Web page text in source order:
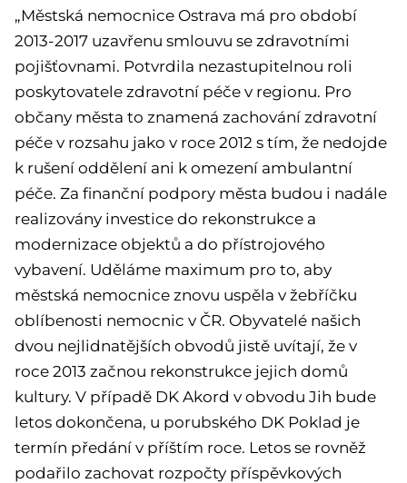
„Městská nemocnice Ostrava má pro období
2013-2017 uzavřenu smlouvu se zdravotními
pojišťovnami. Potvrdila nezastupitelnou roli
poskytovatele zdravotní péče v regionu. Pro
občany města to znamená zachování zdravotní
péče v rozsahu jako v roce 2012 s tím, že nedojde
k rušení oddělení ani k omezení ambulantní
péče. Za finanční podpory města budou i nadále
realizovány investice do rekonstrukce a
modernizace objektů a do přístrojového
vybavení. Uděláme maximum pro to, aby
městská nemocnice znovu uspěla v žebříčku
oblíbenosti nemocnic v ČR. Obyvatelé našich
dvou nejlidnatějších obvodů jistě uvítají, že v
roce 2013 začnou rekonstrukce jejich domů
kultury. V případě DK Akord v obvodu Jih bude
letos dokončena, u porubského DK Poklad je
termín předání v příštím roce. Letos se rovněž
podařilo zachovat rozpočty příspěvkových